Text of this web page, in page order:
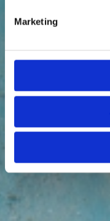
Marketing